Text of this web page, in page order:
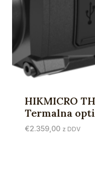
HIKMICRO
Termalna
€2.359,00 z DDV